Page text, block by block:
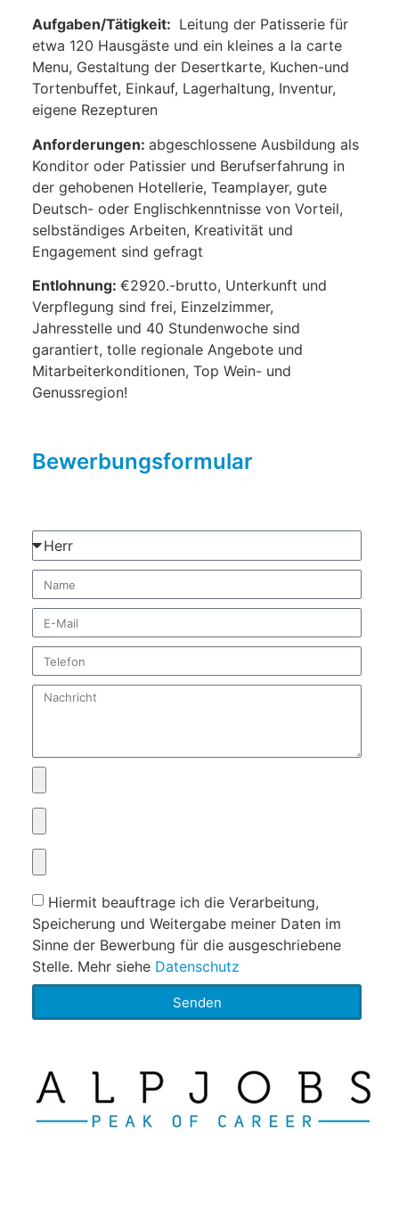
Aufgaben/Tätigkeit: Leitung der Patisserie für
etwa 120 Hausgäste und ein kleines a la carte
Menu, Gestaltung der Desertkarte, Kuchen-und
Tortenbuffet, Einkauf, Lagerhaltung, Inventur,
eigene Rezepturen
Anforderungen: abgeschlossene Ausbildung als
Konditor oder Patissier und Berufserfahrung in
der gehobenen Hotellerie, Teamplayer, gute
Deutsch- oder Englischkenntnisse von Vorteil,
selbständiges Arbeiten, Kreativität und
Engagement sind gefragt
Entlohnung: €2920.-brutto, Unterkunft und
Verpflegung sind frei, Einzelzimmer,
Jahresstelle und 40 Stundenwoche sind
garantiert, tolle regionale Angebote und
Mitarbeiterkonditionen, Top Wein- und
Genussregion!
Bewerbungsformular
Hiermit beauftrage ich die Verarbeitung,
Speicherung und Weitergabe meiner Daten im
Sinne der Bewerbung für die ausgeschriebene
Stelle. Mehr siehe Datenschutz
Senden